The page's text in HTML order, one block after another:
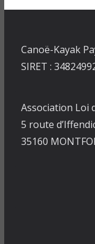
Canoë-Kayak
SIRET :
Association Loi
5 route
35160